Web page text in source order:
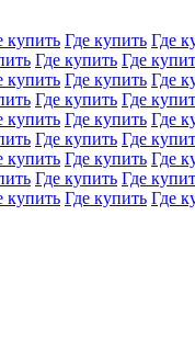
купить Где купить Где
Где купить Где
купить Где купить Где
Где купить Где
купить Где купить Где
Где купить Где
купить Где купить Где
Где купить Где
купить Где купить Где